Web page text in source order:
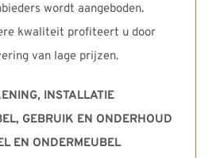
wordt aangeboden.
kwaliteit profiteert u door
van lage prijzen.
INSTALLATIE
GEBRUIK EN ONDERHOUD
EN ONDERMEUBEL